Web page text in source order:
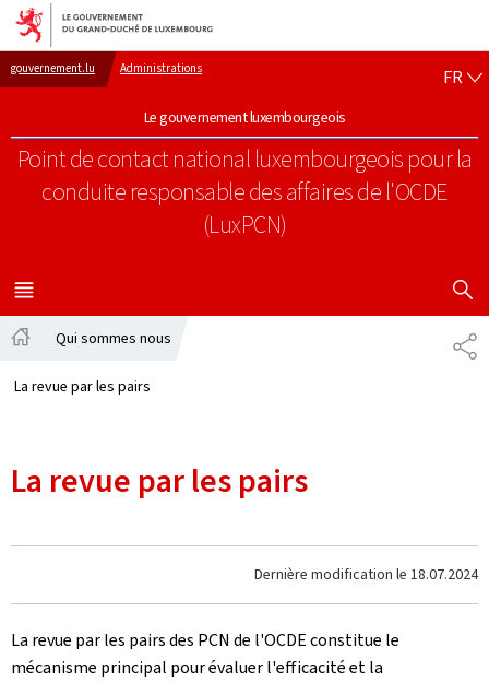
Aller au menu principal
Aller au contenu
gouvernement.lu Administrations
Le gouvernement luxembourgeois
Point de contact national luxembourgeois pour la
conduite responsable des affaires de l'OCDE
(LuxPCN)
FR
MENU
PRINCIPAL
Qui sommes nous
La revue par les pairs
La revue par les pairs
Dernière modification le 18.07.2024
La revue par les pairs des PCN de l'OCDE constitue le
mécanisme principal pour évaluer l'efficacité et la